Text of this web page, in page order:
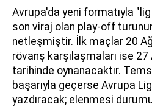
Avrupa'da yeni formatıyla
son viraj olan play-off
netleşmiştir. İlk maçlar 20
rövanş karşılaşmaları ise
tarihinde oynanacaktır.
başarıyla geçerse Avrupa
yazdıracak; elenmesi